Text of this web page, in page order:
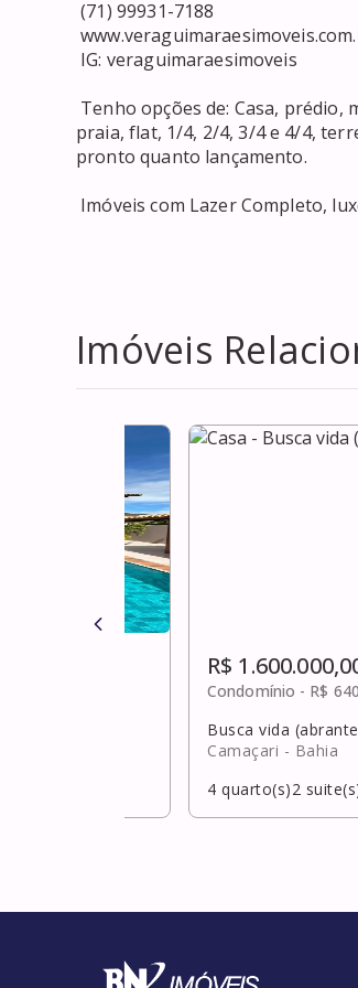
(71) 99931-7188
www.veraguimaraesimoveis.com.br
praia, flat, 1/4, 2/4, 3/4 e 4/4,
pronto quanto lançamento.
Imóveis com Lazer Completo,
Imóveis
R$
Condomínio - R$
Busca vida
Camaçari - Bahia
4 quarto(s)2